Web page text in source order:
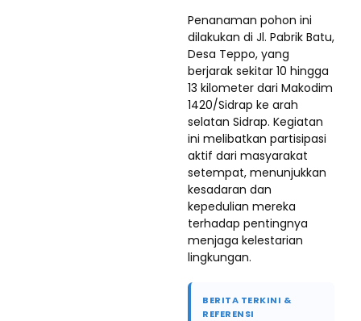
Penanaman pohon ini
dilakukan di Jl. Pabrik Batu,
Desa Teppo, yang
berjarak sekitar 10 hingga
13 kilometer dari Makodim
1420/Sidrap ke arah
selatan Sidrap. Kegiatan
ini melibatkan partisipasi
aktif dari masyarakat
setempat, menunjukkan
kesadaran dan
kepedulian mereka
terhadap pentingnya
menjaga kelestarian
lingkungan.
BERITA TERKINI &
REFERENSI